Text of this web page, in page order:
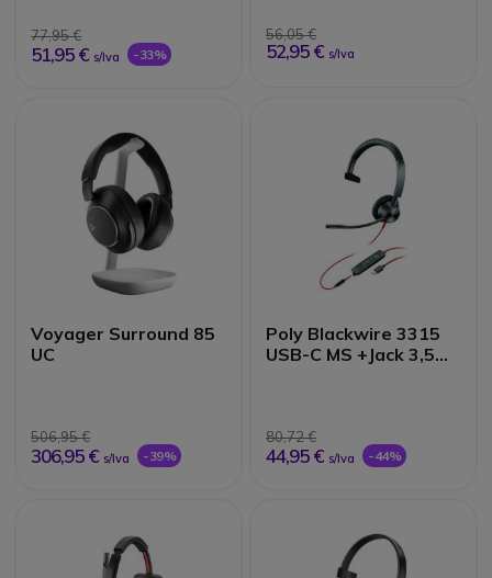
77,95 €
51,95 € s/Iva -33%
56,05 €
52,95 € s/Iva
Voyager Surround 85
UC
506,95 €
306,95 € s/Iva -39%
Poly Blackwire 3315
USB-C MS +Jack 3,5
80,72 €
44,95 € s/Iva -44%